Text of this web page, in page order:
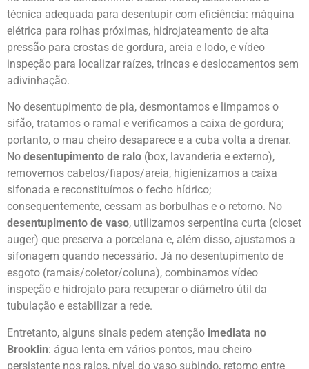
técnica adequada para desentupir com eficiência: máquina
elétrica para rolhas próximas, hidrojateamento de alta
pressão para crostas de gordura, areia e lodo, e vídeo
inspeção para localizar raízes, trincas e deslocamentos sem
adivinhação.
No desentupimento de pia, desmontamos e limpamos o
sifão, tratamos o ramal e verificamos a caixa de gordura;
portanto, o mau cheiro desaparece e a cuba volta a drenar.
No desentupimento de ralo (box, lavanderia e externo),
removemos cabelos/fiapos/areia, higienizamos a caixa
sifonada e reconstituímos o fecho hídrico;
consequentemente, cessam as borbulhas e o retorno. No
desentupimento de vaso, utilizamos serpentina curta (closet
auger) que preserva a porcelana e, além disso, ajustamos a
sifonagem quando necessário. Já no desentupimento de
esgoto (ramais/coletor/coluna), combinamos vídeo
inspeção e hidrojato para recuperar o diâmetro útil da
tubulação e estabilizar a rede.
Entretanto, alguns sinais pedem atenção imediata no
Brooklin: água lenta em vários pontos, mau cheiro
persistente nos ralos, nível do vaso subindo, retorno entre